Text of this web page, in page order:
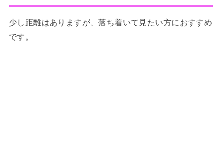
少し距離はありますが、落ち着いて見たい方におすすめ
です。